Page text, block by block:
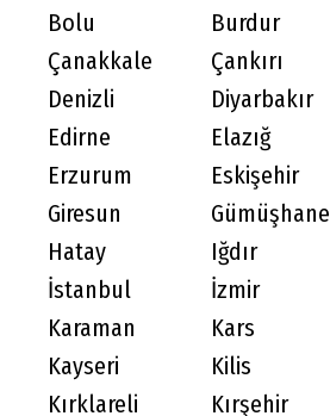
Bolu
Burdur
Çanakkale
Çankırı
Denizli
Diyarbakır
Edirne
Elazığ
Erzurum
Eskişehir
Giresun
Gümüşhane
Hatay
Iğdır
İstanbul
İzmir
Karaman
Kars
Kayseri
Kilis
Kırklareli
Kırşehir